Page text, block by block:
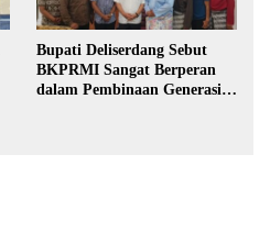
Bupati Deliserdang Sebut
BKPRMI Sangat Berperan
dalam Pembinaan Generasi